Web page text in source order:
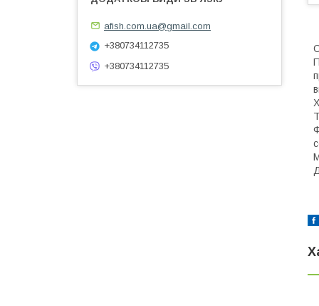
afish.com.ua@gmail.com
+380734112735
+380734112735